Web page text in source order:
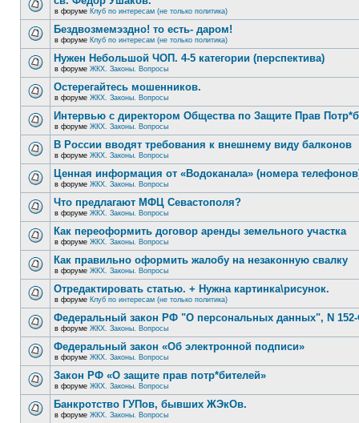
в форуме Клуб по интересам (не только политика)
Бездвозмемэздно! то есть- даром!
в форуме Клуб по интересам (не только политика)
Нужен Небольшой ЧОП. 4-5 категории (перспектива)
в форуме ЖКХ. Законы. Вопросы
Остерегайтесь мошенников.
в форуме ЖКХ. Законы. Вопросы
Интервью с директором Общества по Защите Прав
в форуме ЖКХ. Законы. Вопросы
В России вводят требования к внешнему виду балконов
в форуме ЖКХ. Законы. Вопросы
Ценная информация от «Водоканала» (номера
в форуме ЖКХ. Законы. Вопросы
Что предлагают МФЦ Севастополя?
в форуме ЖКХ. Законы. Вопросы
Как переоформить договор аренды земельного участка
в форуме ЖКХ. Законы. Вопросы
Как правильно оформить жалобу на незаконную свалку
в форуме ЖКХ. Законы. Вопросы
Отредактировать статью. + Нужна картинка\рисунок.
в форуме Клуб по интересам (не только политика)
Федеральный закон РФ "О персональных данных", N
в форуме ЖКХ. Законы. Вопросы
Федеральный закон «Об электронной подписи»
в форуме ЖКХ. Законы. Вопросы
Закон РФ «О защите прав потр*бителей»
в форуме ЖКХ. Законы. Вопросы
Банкротство ГУПов, бывших ЖЭкОв.
в форуме ЖКХ. Законы. Вопросы